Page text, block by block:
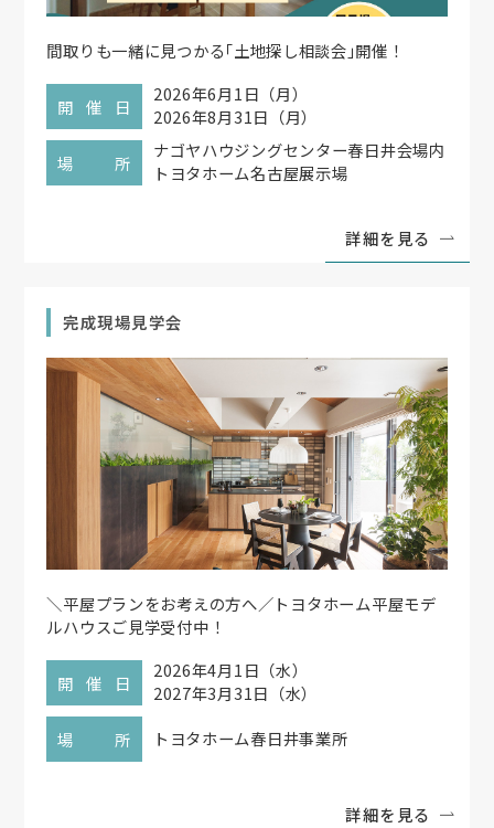
間取りも一緒に見つかる「土地探し相談会 」開催！
開催日
2026年6月1日（月）
2026年8月31日（月）
場所
ナゴヤハウジングセンター春日井会場内
トヨタホーム名古屋展示場
詳細を見る
完成現場見学会
＼平屋プランをお考えの方へ／トヨタホーム平屋モデ
ルハウスご見学受付中！
開催日
2026年4月1日（水）
2027年3月31日（水）
場所
トヨタホーム春日井事業所
詳細を見る